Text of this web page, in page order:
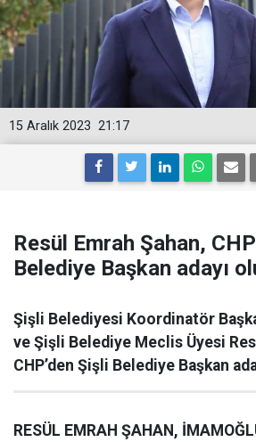
21:17
15 Aralık 2023
Resül Emrah Şahan,
Belediye Başkan adayı
Şişli Belediyesi Koordinatör
ve Şişli Belediye Meclis Üyesi
CHP’den Şişli Belediye Başkan
RESÜL EMRAH ŞAHAN,